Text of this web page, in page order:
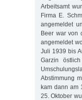
Arbeitsamt
Firma E.
angemeldet
Beer war von
angemeldet
Juli 1939 bis
Garzin
Abstimmung
kam dann am
25. Oktober